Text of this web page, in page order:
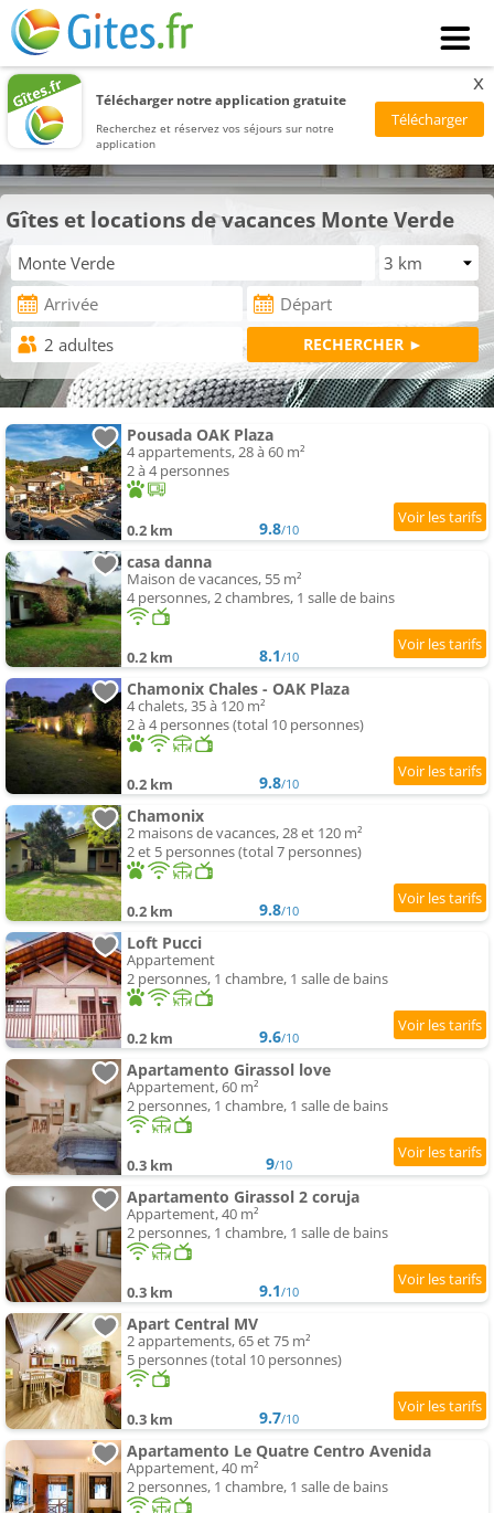
Télécharger notre application gratuite
Recherchez et réservez vos séjours sur notre
application
x
Gîtes et locations de vacances Monte Verde
Pousada OAK Plaza
4 appartements, 28 à 60 m²
2 à 4 personnes
0.2 km 9.8/10
casa danna
Maison de vacances, 55 m²
4 personnes, 2 chambres, 1 salle de bains
0.2 km 8.1/10
Chamonix Chales - OAK Plaza
4 chalets, 35 à 120 m²
2 à 4 personnes (total 10 personnes)
0.2 km 9.8/10
Chamonix
2 maisons de vacances, 28 et 120 m²
2 et 5 personnes (total 7 personnes)
0.2 km 9.8/10
Loft Pucci
Appartement
2 personnes, 1 chambre, 1 salle de bains
0.2 km 9.6/10
Apartamento Girassol love
Appartement, 60 m²
2 personnes, 1 chambre, 1 salle de bains
0.3 km 9/10
Apartamento Girassol 2 coruja
Appartement, 40 m²
2 personnes, 1 chambre, 1 salle de bains
0.3 km 9.1/10
Apart Central MV
2 appartements, 65 et 75 m²
5 personnes (total 10 personnes)
0.3 km 9.7/10
Apartamento Le Quatre Centro Avenida
Appartement, 40 m²
2 personnes, 1 chambre, 1 salle de bains